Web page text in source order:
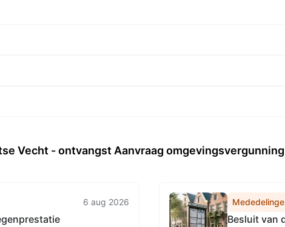
Vecht - ontvangst Aanvraag
6 aug 2026
Besluit van